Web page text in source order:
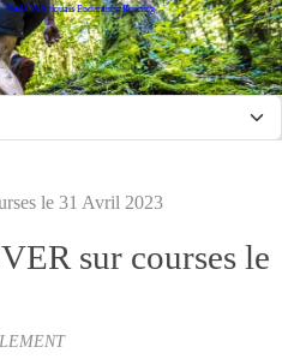
Stade Valeriquais Endurance Running
le 31 Avril 2023
sur courses le